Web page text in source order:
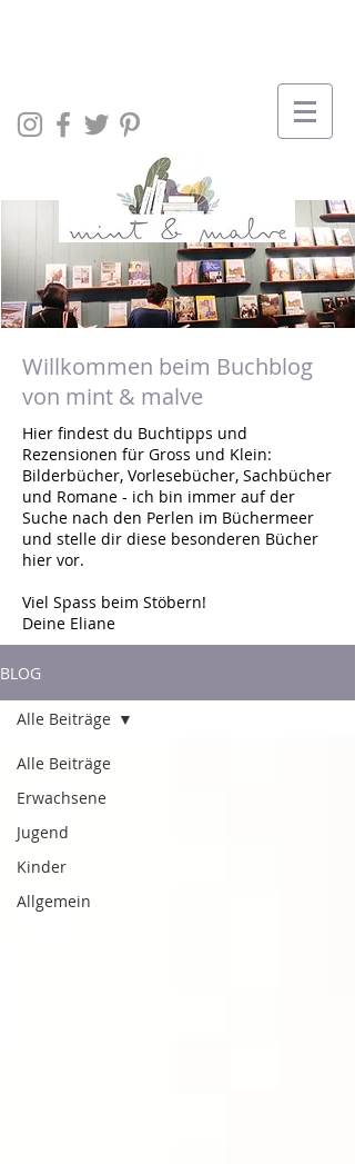
Willkommen beim Buchblog
von mint & malve
Hier findest du Buchtipps und
Rezensionen für Gross und Klein:
Bilderbücher, Vorlesebücher, Sachbücher
und Romane - ich bin immer auf der
Suche nach den Perlen im Büchermeer
und stelle dir diese besonderen Bücher
hier vor.
Viel Spass beim Stöbern!
Deine Eliane
BLOG
Alle Beiträge
Erwachsene
Jugend
Kinder
Allgemein
Alle Beiträge